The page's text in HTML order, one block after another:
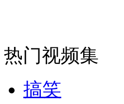
热门视频集
搞笑